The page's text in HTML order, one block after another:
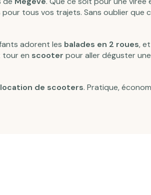
tous vos trajets. Sans oublier que
adorent les balades en 2 roues,
tour en scooter pour aller déguster
location de scooters. Pratique,